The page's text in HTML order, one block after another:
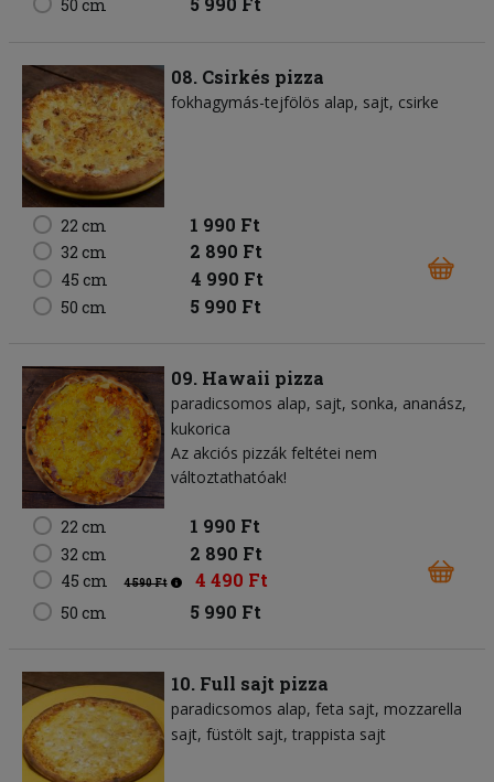
50 cm
08. Csirkés pizza
fokhagymás-tejfölös alap sajt csirke
22 cm 1 990 Ft
32 cm 2 890 Ft
45 cm 4 990 Ft
50 cm 5 990 Ft
09. Hawaii pizza
paradicsomos alap sajt sonka ananász
kukorica
Az akciós pizzák feltétei nem
változtathatóak!
22 cm 1 990 Ft
32 cm 2 890 Ft
45 cm 4 590 Ft 4 490 Ft
50 cm 5 990 Ft
10. Full sajt pizza
paradicsomos alap feta sajt mozzarella
sajt füstölt sajt trappista sajt